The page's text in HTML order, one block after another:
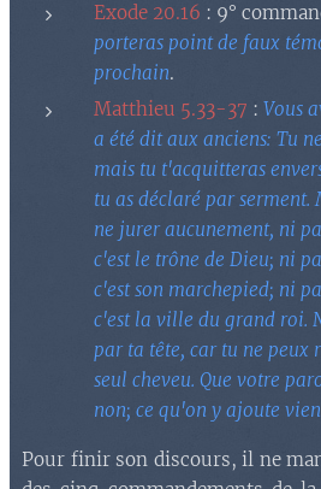
Exode 20.16 : 9°
porteras point de faux
prochain.
Matthieu 5.33-37 : Vous
a été dit aux anciens: Tu
mais tu t'acquitteras
tu as déclaré par serment.
ne jurer aucunement, ni
c'est le trône de Dieu; ni
c'est son marchepied; ni
c'est la ville du grand roi.
par ta tête, car tu ne peux
seul cheveu. Que votre
non; ce qu'on y ajoute
Pour finir son discours, il ne